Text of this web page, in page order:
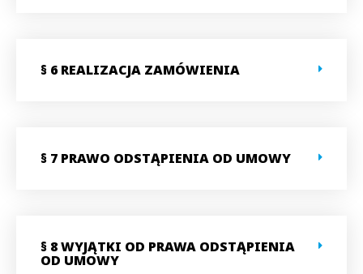
§ 6 REALIZACJA ZAMÓWIENIA
§ 7 PRAWO ODSTĄPIENIA OD UMOWY
§ 8 WYJĄTKI OD PRAWA ODSTĄPIENIA
OD UMOWY